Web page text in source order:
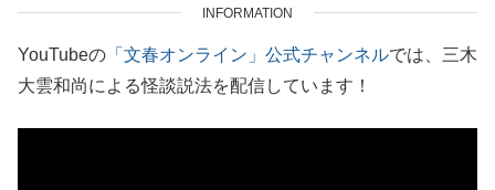
INFORMATION
YouTubeの 「文春オンライン」公式チャンネルでは、三木
大雲和尚による怪談説法を配信しています！